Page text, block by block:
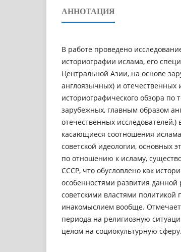
АННОТАЦИЯ
В работе проведено
историографии ислама, его
Центральной Азии, на основе
англоязычных) и отечественных
историографического обзора по
зарубежных, главным образом
отечественных
касающиеся соотношения
советской идеологии, основных
по отношению к исламу,
СССР, что обусловлено как
особенностями развития
советскими властями
инакомыслием вообще.
периода на религиозную
целом на социокультурную сферу.